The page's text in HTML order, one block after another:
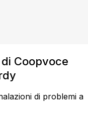
Coopvoce
di problemi a